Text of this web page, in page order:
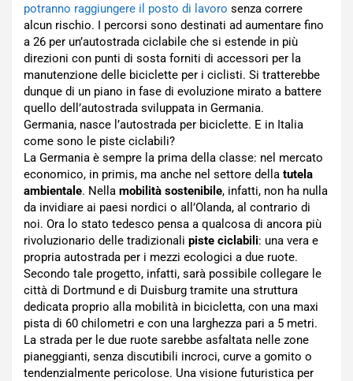
potranno raggiungere il posto di lavoro senza correre
alcun rischio. I percorsi sono destinati ad aumentare fino
a 26 per un’autostrada ciclabile che si estende in più
direzioni con punti di sosta forniti di accessori per la
manutenzione delle biciclette per i ciclisti. Si tratterebbe
dunque di un piano in fase di evoluzione mirato a battere
quello dell’autostrada sviluppata in Germania.
Germania, nasce l’autostrada per biciclette. E in Italia
come sono le piste ciclabili?
La Germania è sempre la prima della classe: nel mercato
economico, in primis, ma anche nel settore della tutela
ambientale. Nella mobilità sostenibile, infatti, non ha nulla
da invidiare ai paesi nordici o all’Olanda, al contrario di
noi. Ora lo stato tedesco pensa a qualcosa di ancora più
rivoluzionario delle tradizionali piste ciclabili: una vera e
propria autostrada per i mezzi ecologici a due ruote.
Secondo tale progetto, infatti, sarà possibile collegare le
città di Dortmund e di Duisburg tramite una struttura
dedicata proprio alla mobilità in bicicletta, con una maxi
pista di 60 chilometri e con una larghezza pari a 5 metri.
La strada per le due ruote sarebbe asfaltata nelle zone
pianeggianti, senza discutibili incroci, curve a gomito o
tendenzialmente pericolose. Una visione futuristica per